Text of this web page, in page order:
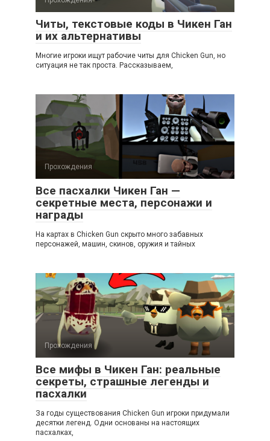
Читы, текстовые коды в Чикен Ган
и их альтернативы
Многие игроки ищут рабочие читы для Chicken Gun, но
ситуация не так проста. Рассказываем,
Прохождения
Все пасхалки Чикен Ган —
секретные места, персонажи и
награды
На картах в Chicken Gun скрыто много забавных
персонажей, машин, скинов, оружия и тайных
Прохождения
Все мифы в Чикен Ган: реальные
секреты, страшные легенды и
пасхалки
За годы существования Chicken Gun игроки придумали
десятки легенд. Одни основаны на настоящих
пасхалках,